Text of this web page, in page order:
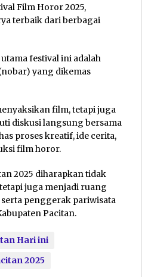
Film Horor 2025,
terbaik dari berbagai
festival ini adalah
yang dikemas
film, tetapi juga
diskusi langsung bersama
proses kreatif, ide cerita,
film horor.
2025 diharapkan tidak
juga menjadi ruang
serta penggerak pariwisata
Pacitan.
Hari ini
2025